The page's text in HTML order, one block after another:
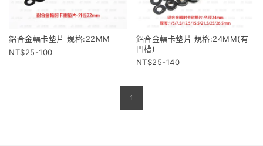
鋁合金輻卡墊片 規格:22MM
25-100
鋁合金輻卡墊片 規格:24MM(有
凹槽)
25-140
1